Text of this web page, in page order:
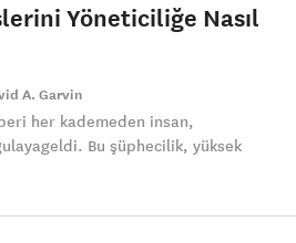
Yöneticiliğe Nasıl
A. Garvin
her kademeden insan,
Bu şüphecilik, yüksek